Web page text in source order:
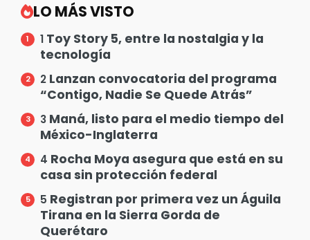
LO MÁS VISTO
1 Toy Story 5, entre la nostalgia y la
tecnología
2 Lanzan convocatoria del programa
“Contigo, Nadie Se Quede Atrás”
3 Maná, listo para el medio tiempo del
México-Inglaterra
4 Rocha Moya asegura que está en su
casa sin protección federal
5 Registran por primera vez un Águila
Tirana en la Sierra Gorda de
Querétaro